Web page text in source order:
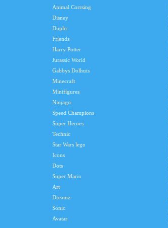
Animal Corrsing
Disney
Duplo
Friends
Harry Potter
Jurassic World
Gabbys Dolhuis
Minecraft
Minifigures
Ninjago
Speed Champions
Super Heroes
Technic
Star Wars lego
Icons
Dots
Super Mario
Art
Dreamz
Sonic
Avatar